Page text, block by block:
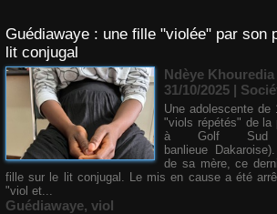
Guédiawaye : une fille "violée" par son
lit conjugal
Ndèye
31/10/2025 |
Une adolescente
"viols répétés" de la
à Golf Sud
banlieue
de sa mère, ce
fille sur le lit conjugal. Le mis en cause a été
"viol et...
Guédiawaye, viol